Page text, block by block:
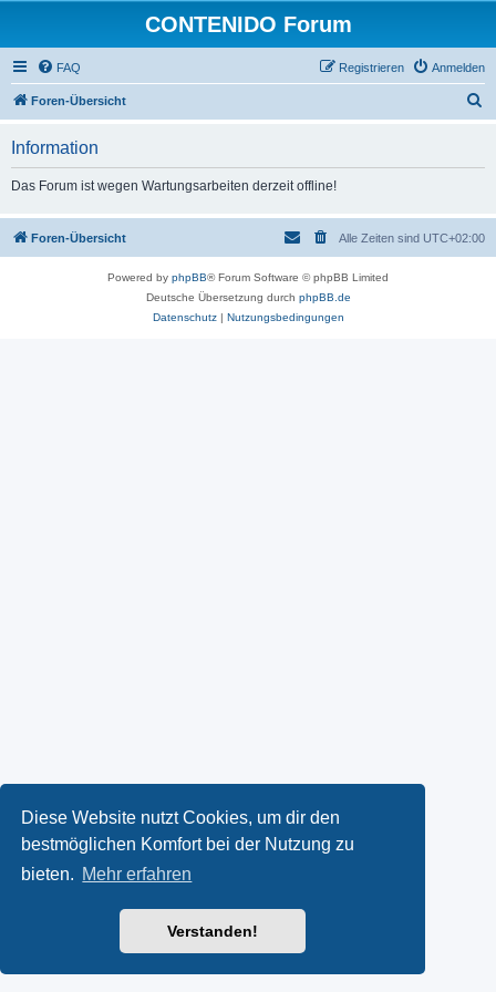
Diese Website nutzt Cookies, um dir den
bestmöglichen Komfort bei der Nutzung zu
bieten. Mehr erfahren
Verstanden!
CONTENIDO Forum
FAQ Anmelden
Registrieren
Foren-Übersicht
Information
Das Forum ist wegen Wartungsarbeiten derzeit offline!
Foren-Übersicht Alle Zeiten sind UTC+02:00
Powered by phpBB® Forum Software © phpBB Limited
Deutsche Übersetzung durch phpBB.de
Datenschutz| Nutzungsbedingungen